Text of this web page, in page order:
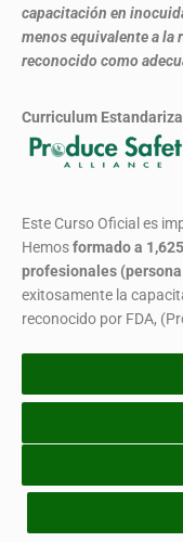
capacitación en
menos equivalente a la
reconocido como
Curriculum
Este Curso Oficial es
Hemosformadoa
profesionales
exitosamente la
reconocido por FDA,